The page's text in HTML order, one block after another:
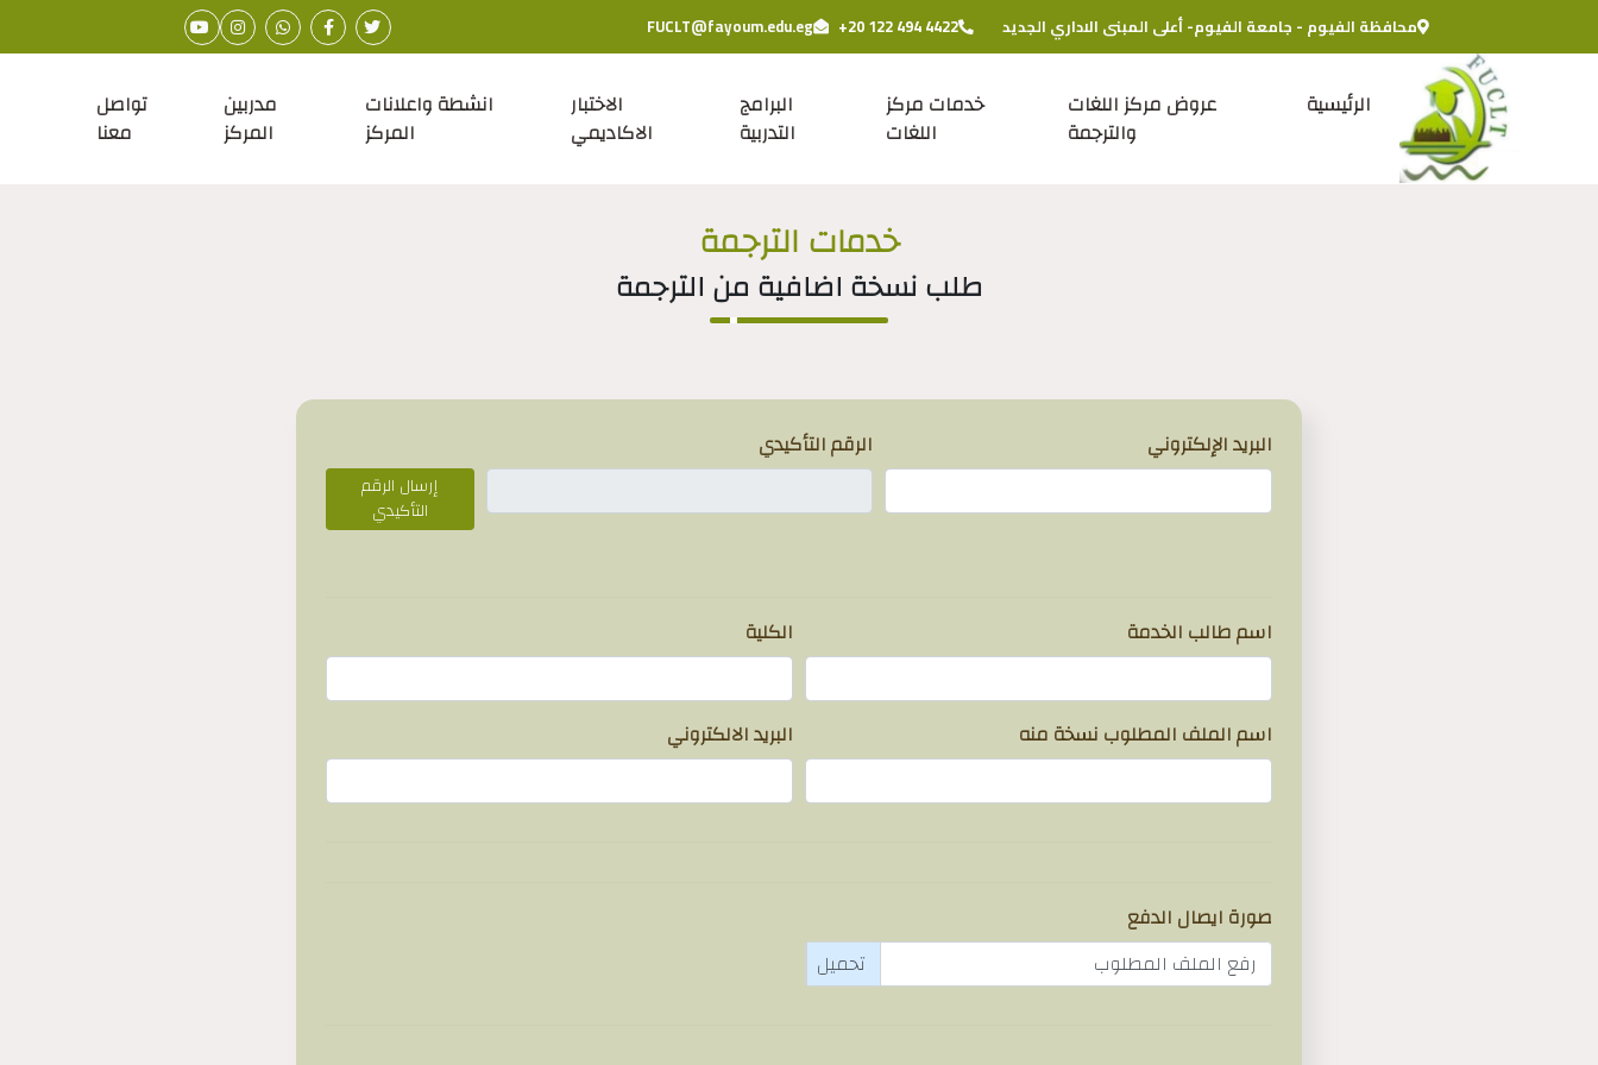
محافظة الفيوم - جامعة الفيوم- أعلى المبنى الاداري الجديد +20 122 494 4422
FUCLT@fayoum.edu.eg
الرئيسية
عروض مركز اللغات
والترجمة
خدمات مركز
اللغات
البرامج
التدربية
الاختبار
الاكاديمي
انشطة واعلانات
المركز
مدربين
المركز
تواصل
معنا
خدمات الترجمة
طلب نسخة اضافية من الترجمة
البريد الإلكتروني الرقم التأكيدي
إرسال الرقم
التأكيدي
اسم طالب الخدمة
الكلية
اسم الملف المطلوب نسخة منه البريد الالكتروني
صورة ايصال الدفع
رفع الملف المطلوب